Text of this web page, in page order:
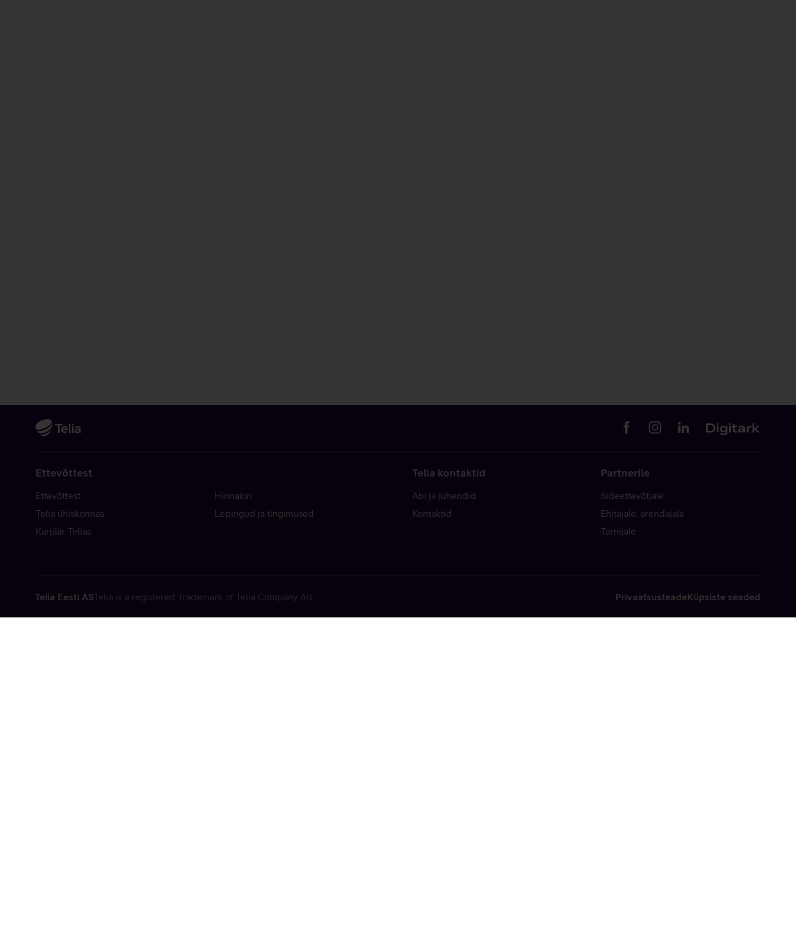
Ettevõttest
Ettevõttest
Telia ühiskonnas
Karjäär Telias
Hinnakiri
Lepingud ja tingimused
Telia kontaktid
Abi ja juhendid
Kontaktid
Partnerile
Sideettevõtjale
Ehitajale, arendajale
Tarnijale
Telia Eesti ASTelia is a registered Trademark of Telia Company AB PrivaatsusteadeKüpsiste seaded